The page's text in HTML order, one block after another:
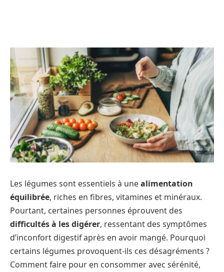
Les légumes sont essentiels à unealimentation
équilibrée, riches en fibres, vitamines et minéraux.
Pourtant, certaines personnes éprouvent des
difficultés à les digérer, ressentant des symptômes
d’inconfort digestif après en avoir mangé. Pourquoi
certains légumes provoquent-ils ces désagréments ?
Comment faire pour en consommer avec sérénité,